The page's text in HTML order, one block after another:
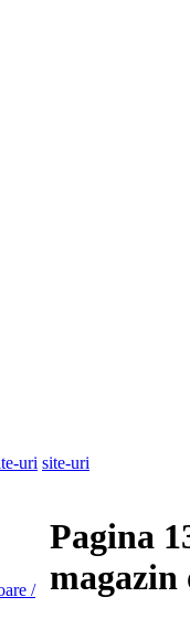
uri site-uri
/
Pagina
magazin